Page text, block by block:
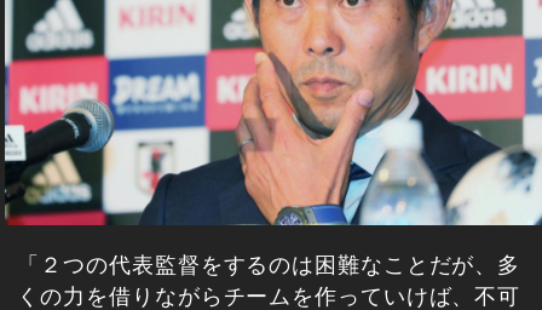
「２つの代表監督をするのは困難なことだが、多
くの力を借りながらチームを作っていけば、不可